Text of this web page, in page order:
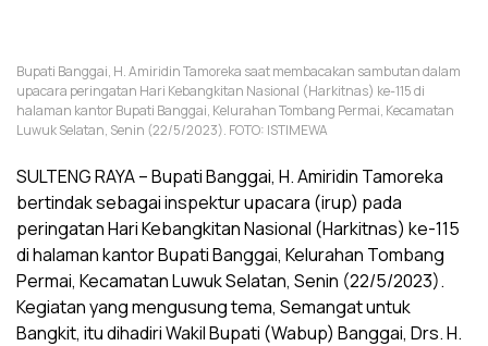
Bupati Banggai, H. Amiridin Tamoreka saat membacakan sambutan dalam
upacara peringatan Hari Kebangkitan Nasional (Harkitnas) ke-115 di
halaman kantor Bupati Banggai, Kelurahan Tombang Permai, Kecamatan
Luwuk Selatan, Senin (22/5/2023). FOTO: ISTIMEWA
SULTENG RAYA – Bupati Banggai, H. Amiridin Tamoreka
bertindak sebagai inspektur upacara (irup) pada
peringatan Hari Kebangkitan Nasional (Harkitnas) ke-115
di halaman kantor Bupati Banggai, Kelurahan Tombang
Permai, Kecamatan Luwuk Selatan, Senin (22/5/2023).
Kegiatan yang mengusung tema, Semangat untuk
Bangkit, itu dihadiri Wakil Bupati (Wabup) Banggai, Drs. H.